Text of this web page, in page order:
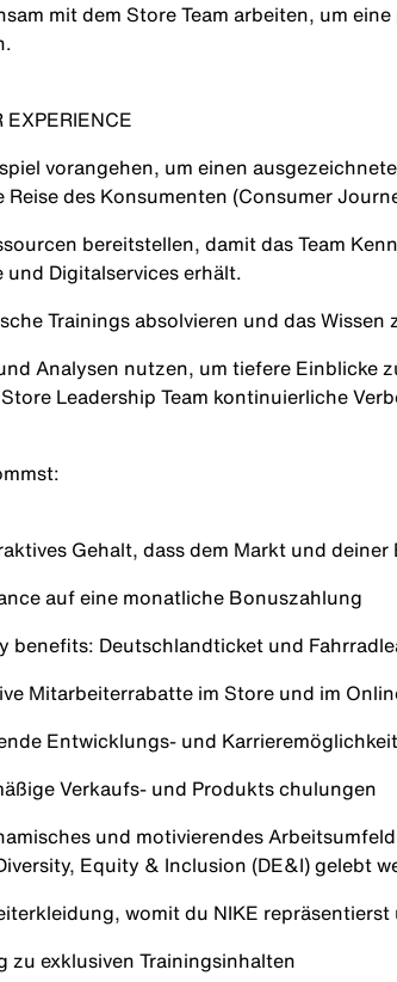
mit dem Store Team arbeiten, um
EXPERIENCE
vorangehen, um einen
Reise des Konsumenten (Consumer
bereitstellen, damit das Team
und Digitalservices erhält.
Trainings absolvieren und das
Analysen nutzen, um tiefere Einblicke
Leadership Team kontinuierliche
Gehalt, dass dem Markt und
auf eine monatliche Bonuszahlung
benefits: Deutschlandticket und
Mitarbeiterrabatte im Store und im
Entwicklungs- und
Verkaufs- und Produkts chulungen
und motivierendes
Equity & Inclusion (DE&I) gelebt
womit du NIKE
zu exklusiven Trainingsinhalten